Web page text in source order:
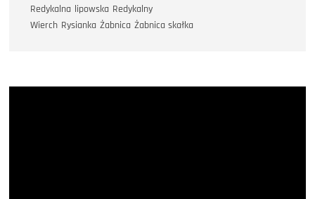
Redykalna lipowska Redykalny
Wierch Rysianka Żabnica Żabnica skałka